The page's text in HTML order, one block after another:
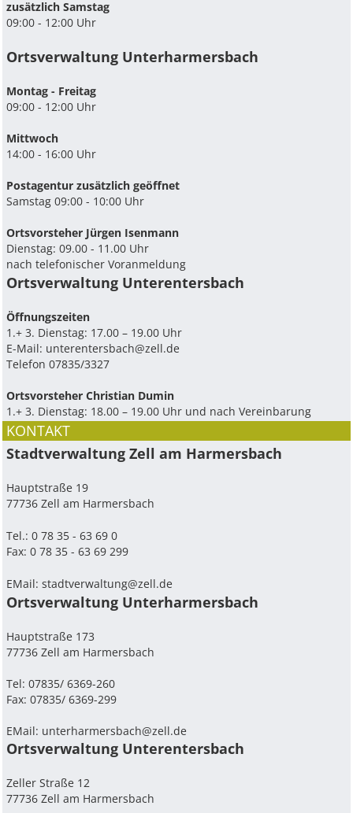
zusätzlich Samstag
09:00 - 12:00 Uhr
Ortsverwaltung Unterharmersbach
Montag - Freitag
09:00 - 12:00 Uhr
Mittwoch
14:00 - 16:00 Uhr
Postagentur zusätzlich geöffnet
Samstag 09:00 - 10:00 Uhr
Ortsvorsteher Jürgen Isenmann
Dienstag: 09.00 - 11.00 Uhr
nach telefonischer Voranmeldung
Ortsverwaltung Unterentersbach
Ö­ffnungszeiten
1.+ 3. Dienstag: 17.00 – 19.00 Uhr
E-Mail: unterentersbach@zell.de
Telefon 07835/3327
Ortsvorsteher Christian Dumin
1.+ 3. Dienstag: 18.00 – 19.00 Uhr und nach Vereinbarung
KONTAKT
Stadtverwaltung Zell am Harmersbach
Hauptstraße 19
77736 Zell am Harmersbach
Tel.: 0 78 35 - 63 69 0
Fax: 0 78 35 - 63 69 299
EMail:stadtverwaltung@zell.de
Ortsverwaltung Unterharmersbach
Hauptstraße 173
77736 Zell am Harmersbach
Tel: 07835/ 6369-260
Fax: 07835/ 6369-299
EMail: unterharmersbach@zell.de
Ortsverwaltung Unterentersbach
Zeller Straße 12
77736 Zell am Harmersbach